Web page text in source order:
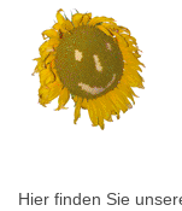
Hier finden Sie